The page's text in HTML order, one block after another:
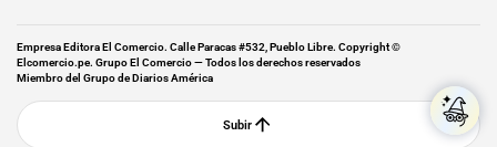
Empresa Editora El Comercio. Calle Paracas #532, Pueblo Libre. Copyright ©
Elcomercio.pe. Grupo El Comercio — Todos los derechos reservados
Miembro del Grupo de Diarios América
Subir